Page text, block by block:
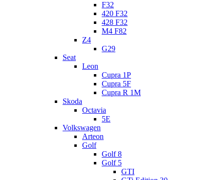
F32
420 F32
428 F32
M4 F82
Z4
G29
Seat
Leon
Cupra 1P
Cupra 5F
Cupra R 1M
Skoda
Octavia
5E
Volkswagen
Arteon
Golf
Golf 8
Golf 5
GTI